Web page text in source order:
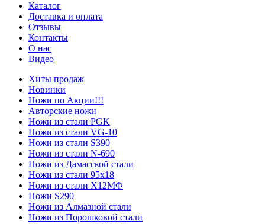
Каталог
Доставка и оплата
Отзывы
Контакты
О нас
Видео
Хиты продаж
Новинки
Ножи по Акции!!!
Авторские ножи
Ножи из стали PGK
Ножи из стали VG-10
Ножи из стали S390
Ножи из стали N-690
Ножи из Дамасской стали
Ножи из стали 95х18
Ножи из стали Х12МФ
Ножи S290
Ножи из Алмазной стали
Ножи из Порошковой стали